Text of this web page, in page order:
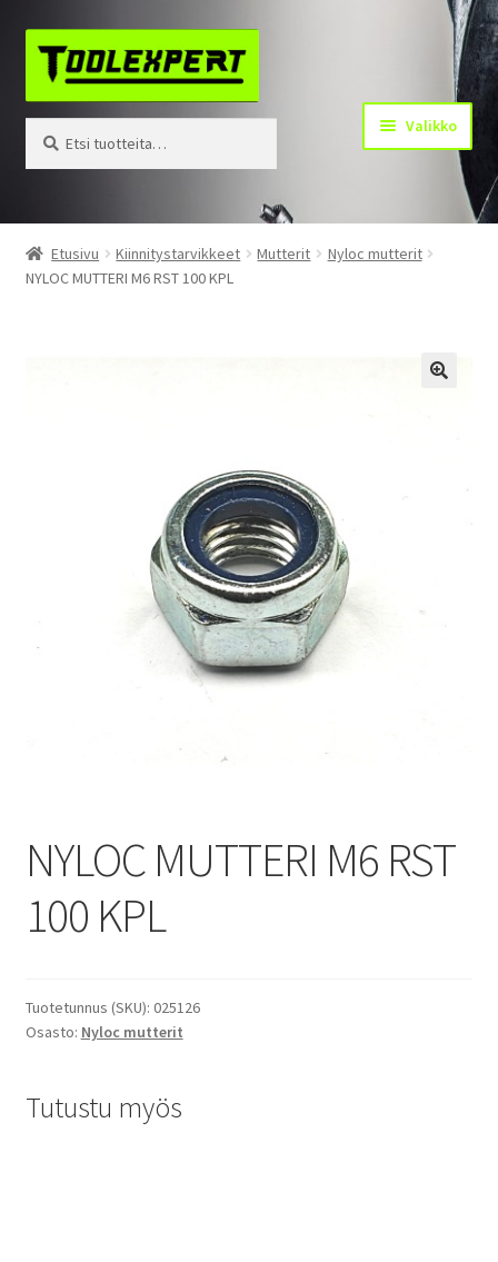
Siirry
navigointiin
Siirry
sisältöön
Valikko
Tuotteet
Yhteystiedot
Etusivu Kiinnitystarvikkeet Mutterit
Nyloc mutterit
NYLOC MUTTERI M6 RST 100 KPL
NYLOC MUTTERI M6 RST
100 KPL
Tuotetunnus (SKU): 025126
Osasto: Nyloc mutterit
Tutustu myös